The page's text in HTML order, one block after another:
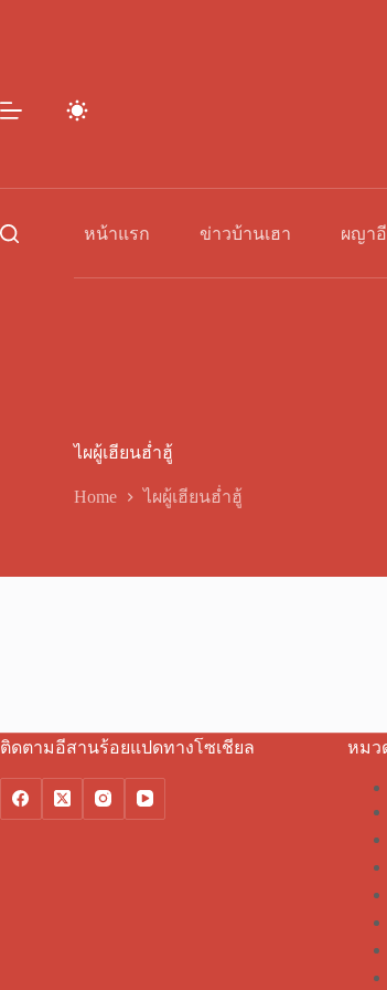
หน้าแรก ข่าวบ้านเฮา ผญา
ไผผู้เฮียนฮ่ำฮู้
Home ไผผู้เฮียนฮ่ำฮู้
ติดตามอีสานร้อยแปดทางโซเชียล หมว